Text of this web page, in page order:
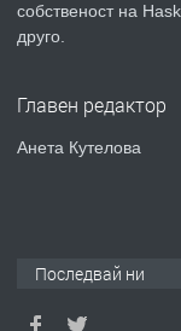
ПРЕДЛАГА
собственост на
друго.
Главен редактор
Анета Кутелова
Последвай ни